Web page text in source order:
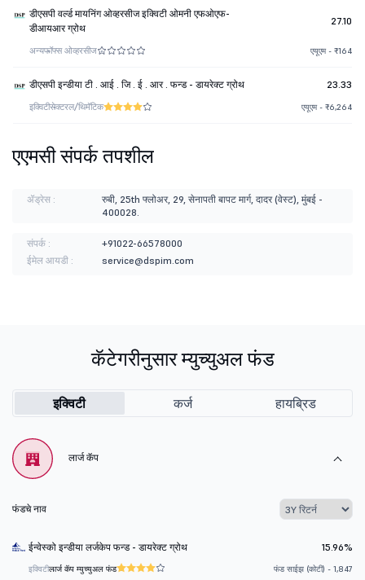
डीएसपी वर्ल्ड मायनिंग ओव्हरसीज इक्विटी ओमनी एफओएफ-
डीआयआर ग्रोथ
27.10
अन्यफॉफ्स ओव्हरसीज एयूएम - ₹164
डीएसपी इन्डीया टी . आई . जि . ई . आर . फन्ड - डायरेक्ट ग्रोथ 23.33
इक्विटीसेक्टरल/थिमॅटिक एयूएम - ₹6,264
एएमसी संपर्क तपशील
ॲड्रेस :
रुबी, 25th फ्लोअर, 29, सेनापती बापट मार्ग, दादर (वेस्ट), मुंबई -
400028.
संपर्क :
+91022-66578000
ईमेल आयडी :
service@dspim.com
कॅटेगरीनुसार म्युच्युअल फंड
इक्विटी कर्ज हायब्रिड
लार्ज कॅप
फंडचे नाव
ईन्वेस्को इन्डीया लर्जकेप फन्ड - डायरेक्ट ग्रोथ 15.96%
इक्विटीलार्ज कॅप म्युच्युअल फंड फंड साईझ (कोटी) - 1,847